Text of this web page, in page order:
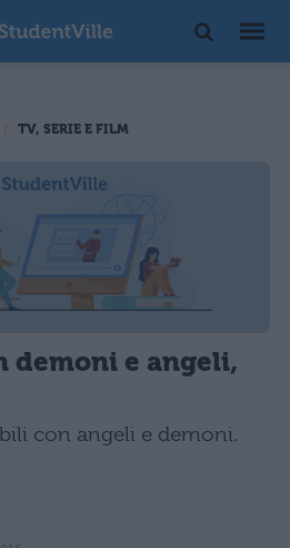
TV, SERIE E FILM
demoni e angeli,
con angeli e demoni.